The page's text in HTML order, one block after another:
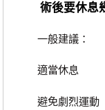
術後要休息
一般建議：
適當休息
避免劇烈運動